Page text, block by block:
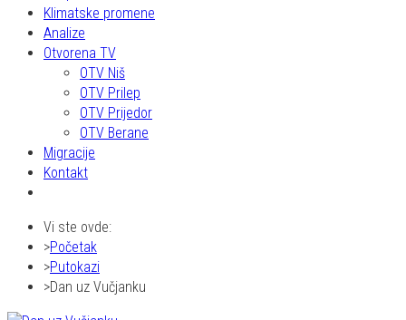
Klimatske promene
Analize
Otvorena TV
OTV Niš
OTV Prilep
OTV Prijedor
OTV Berane
Migracije
Kontakt
Vi ste ovde:
Početak
Putokazi
Dan uz Vučjanku